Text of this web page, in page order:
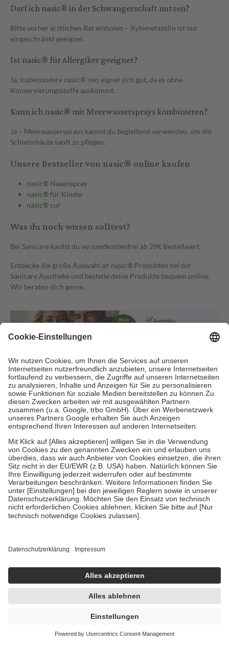
Darf ich nasic® in der Schwangerschaft nutzen?
Bitte vorher ärztlichen Rat einholen – Xylometazolin ist nur
eingeschränkt geeignet.
Ist nasic® für Allergiker geeignet?
Ja, insbesondere nasic® neo eignet sich gut, da es ohne
Konservierungsstoffe auskommt.
Kann ich nasic® mit Meerwassersprays kombinieren?
Ja – Meerwassersprays kannst du begleitend verwenden, um die
Schleimhäute sanft zu pflegen.
Unsere Bestseller von nasic® online kaufen
nasic® Nasenspray
nasic® für Kinder
nasic® cur
Was du noch wissen solltest?
Bei Sanicare kaufst du versandkostenfrei ab 29€ Bestellwert.
Entdecke die große Auswahl an nasic® Produkten bei der
Sanicare Apotheke und bestelle deine Produkte bequem online.
Wir beraten dich gerne.
Versandarten
i.d.R. am nächsten Werktag
Zahlarten
sicher und bequem
Bewerte uns
Vertraue unserem mehrfach ausgezeichneten Service
Folge uns
Unternehmen
Meine Apotheke